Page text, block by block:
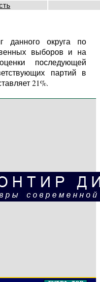
данного округа по
выборов и на
последующей
партий в
21%.